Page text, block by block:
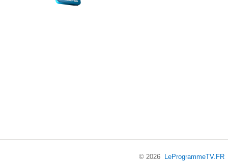
© 2026 LeProgrammeTV.FR